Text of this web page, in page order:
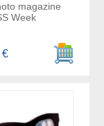
magazine
Week
Ajouter